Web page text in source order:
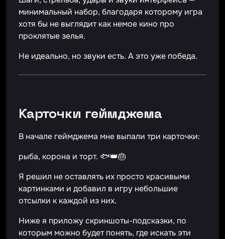
минимальный набор, благодаря которому игра
хотя бы не выглядит как немое кино про
проклятые зелья.
Не идеально, но звуки есть. А это уже победа.
Карточки геймджема
В начале геймджема мне выпали три карточки:
рыба, корона и торт. 🐟👑🎂
Я решил не оставлять их просто красивыми
картинками и добавил в игру небольшие
отсылки к каждой из них.
Ниже я приложу скриншоты-подсказки, по
которым можно будет понять, где искать эти